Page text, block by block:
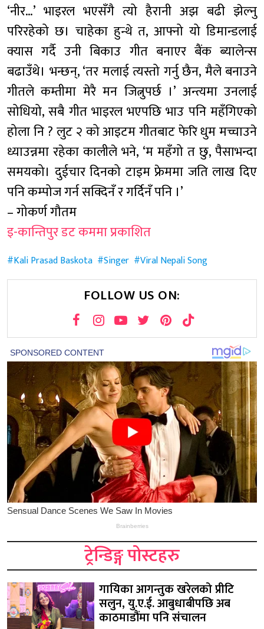
‘नीर…’ भाइरल भएसँगै त्यो हैरानी अझ बढी झेल्नु
परिरहेको छ। चाहेका हुन्थे त, आफ्नो यो डिमान्डलाई
क्यास गर्दै उनी बिकाउ गीत बनाएर बैंक ब्यालेन्स
बढाउँथे। भन्छन्, ‘तर मलाई त्यस्तो गर्नु छैन, मैले बनाउने
गीतले कम्तीमा मेरै मन जित्नुपर्छ ।’ अन्त्यमा उनलाई
सोधियो, सबै गीत भाइरल भएपछि भाउ पनि महँगिएको
होला नि ? लुट २ को आइटम गीतबाट फेरि धुम मच्चाउने
ध्याउन्नमा रहेका कालीले भने, ‘म महँगो त छु, पैसाभन्दा
समयको। दुईचार दिनको टाइम फ्रेममा जति लाख दिए
पनि कम्पोज गर्न सक्दिनँ र गर्दिनँ पनि ।’
– गोकर्ण गौतम
इ-कान्तिपुर डट कममा प्रकाशित
Kali Prasad Baskota Singer Viral Nepali Song
FOLLOW US ON:
ट्रेन्डिङ्ग पोस्टहरु
गायिका आगन्तुक खरेलको प्रीटि
सलुन, यु.ए.ई. आबुधाबीपछि अब
काठमाडौंमा पनि संचालन